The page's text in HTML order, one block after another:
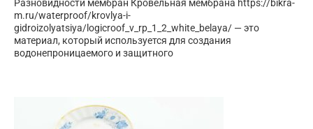
Разновидности мембран Кровельная мембрана https://bikra-
m.ru/waterproof/krovlya-i-
gidroizolyatsiya/logicroof_v_rp_1_2_white_belaya/ — это
материал, который используется для создания
водонепроницаемого и защитного